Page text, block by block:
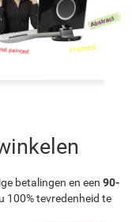
betalingen en een 90-
100% tevredenheid te